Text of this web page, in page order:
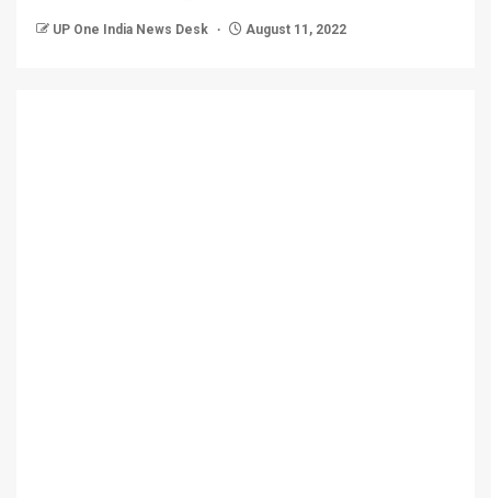
UP One India News Desk August 11, 2022